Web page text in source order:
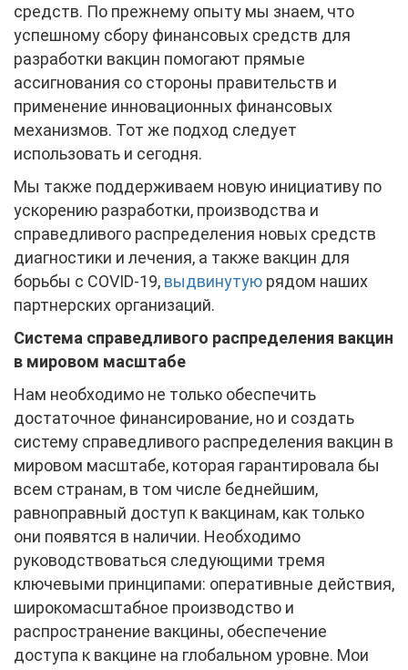
средств. По прежнему опыту мы знаем, что
успешному сбору финансовых средств для
разработки вакцин помогают прямые
ассигнования со стороны правительств и
применение инновационных финансовых
механизмов. Тот же подход следует
использовать и сегодня.
Мы также поддерживаем новую инициативу по
ускорению разработки, производства и
справедливого распределения новых средств
диагностики и лечения, а также вакцин ‎для
борьбы с COVID-19, выдвинутую рядом наших
партнерских организаций.
Система справедливого распределения вакцин
в мировом масштабе
Нам необходимо не только обеспечить
достаточное финансирование, но и создать
систему справедливого распределения вакцин в
мировом масштабе, которая гарантировала бы
всем странам, в том числе беднейшим,
равноправный доступ к вакцинам, как только
они появятся в наличии. Необходимо
руководствоваться следующими тремя
ключевыми принципами: оперативные действия,
широкомасштабное производство и
распространение вакцины, обеспечение
доступа к вакцине на глобальном уровне. Мои